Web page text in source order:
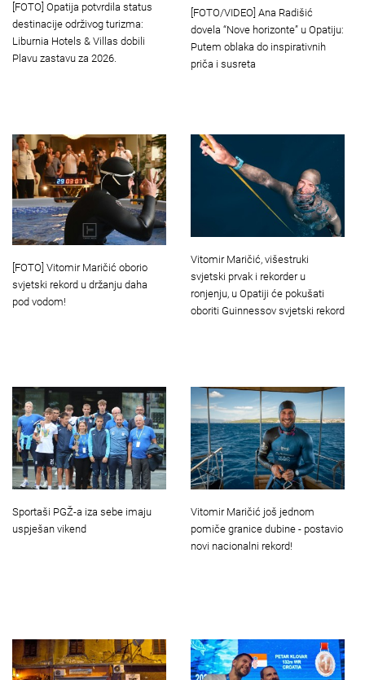
[FOTO] Opatija potvrdila status
destinacije održivog turizma:
Liburnia Hotels & Villas dobili
Plavu zastavu za 2026.
[FOTO/VIDEO] Ana Radišić
dovela “Nove horizonte” u Opatiju:
Putem oblaka do inspirativnih
priča i susreta
[FOTO] Vitomir Maričić oborio
svjetski rekord u držanju daha
pod vodom!
Vitomir Maričić, višestruki
svjetski prvak i rekorder u
ronjenju, u Opatiji će pokušati
oboriti Guinnessov svjetski rekord
Sportaši PGŽ-a iza sebe imaju
uspješan vikend
Vitomir Maričić još jednom
pomiče granice dubine - postavio
novi nacionalni rekord!